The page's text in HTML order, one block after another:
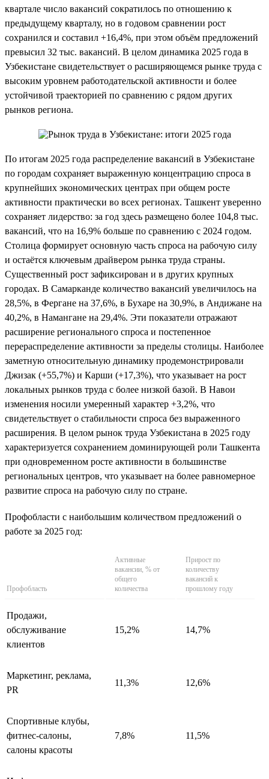
квартале число вакансий сократилось по отношению к
предыдущему кварталу, но в годовом сравнении рост
сохранился и составил +16,4%, при этом объём предложений
превысил 32 тыс. вакансий. В целом динамика 2025 года в
Узбекистане свидетельствует о расширяющемся рынке труда с
высоким уровнем работодательской активности и более
устойчивой траекторией по сравнению с рядом других
рынков региона.
По итогам 2025 года распределение вакансий в Узбекистане
по городам сохраняет выраженную концентрацию спроса в
крупнейших экономических центрах при общем росте
активности практически во всех регионах. Ташкент уверенно
сохраняет лидерство: за год здесь размещено более 104,8 тыс.
вакансий, что на 16,9% больше по сравнению с 2024 годом.
Столица формирует основную часть спроса на рабочую силу
и остаётся ключевым драйвером рынка труда страны.
Существенный рост зафиксирован и в других крупных
городах. В Самарканде количество вакансий увеличилось на
28,5%, в Фергане на 37,6%, в Бухаре на 30,9%, в Андижане на
40,2%, в Намангане на 29,4%. Эти показатели отражают
расширение регионального спроса и постепенное
перераспределение активности за пределы столицы. Наиболее
заметную относительную динамику продемонстрировали
Джизак (+55,7%) и Карши (+17,3%), что указывает на рост
локальных рынков труда с более низкой базой. В Навои
изменения носили умеренный характер +3,2%, что
свидетельствует о стабильности спроса без выраженного
расширения. В целом рынок труда Узбекистана в 2025 году
характеризуется сохранением доминирующей роли Ташкента
при одновременном росте активности в большинстве
региональных центров, что указывает на более равномерное
развитие спроса на рабочую силу по стране.
Профобласти с наибольшим количеством предложений о
работе за 2025 год:
Профобласть
Активные
вакансии, % от
общего
количества
Прирост по
количеству
вакансий к
прошлому году
Продажи,
обслуживание
клиентов
15,2% 14,7%
Маркетинг, реклама,
PR
11,3% 12,6%
Спортивные клубы,
фитнес-салоны,
салоны красоты
7,8% 11,5%